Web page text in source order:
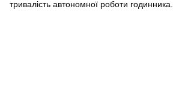
тривалість автономної роботи годинника.